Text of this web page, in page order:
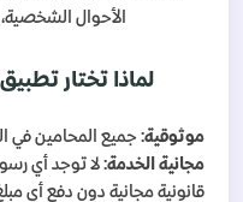
الأحوال
لماذا تختار
موثوقية: جميع المحامين في
مجانية الخدمة: لا توجد أي
قانونية مجانية دون دفع أي